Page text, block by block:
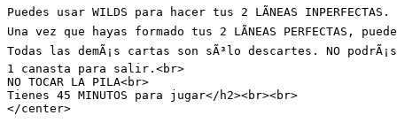
Puedes usar WILDS para hacer tus 2 LÃNEAS
Una vez que hayas formado tus 2 LÃNEAS PERFECTAS,
Todas las demÃ¡s cartas son sÃ³lo descartes. NO
1 canasta para salir.<br>
NO TOCAR LA PILA<br>
Tienes 45 MINUTOS para jugar</h2><br><br>
</center>